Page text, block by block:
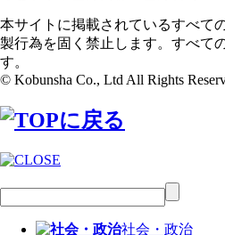
本サイトに掲載されているすべて
製行為を固く禁止します。すべて
す。
© Kobunsha Co., Ltd All Rights
社会・政治